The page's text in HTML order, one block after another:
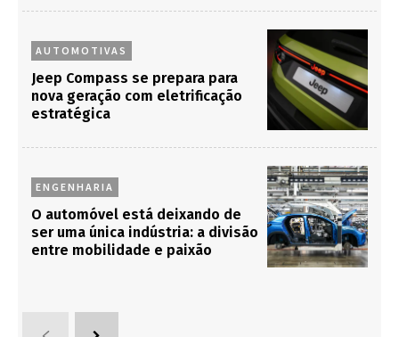
AUTOMOTIVAS
Jeep Compass se prepara para
nova geração com eletrificação
estratégica
ENGENHARIA
O automóvel está deixando de
ser uma única indústria: a divisão
entre mobilidade e paixão